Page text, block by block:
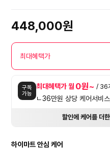
448,000원
최대혜택가
구독
가능
최대혜택가 월 0원~ / 36
ㄴ36만원 상당 케어서비
할인에 케어를 더
하이마트 안심 케어